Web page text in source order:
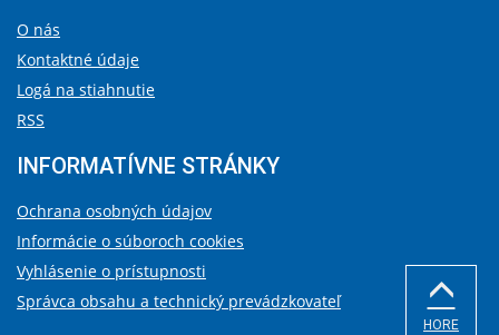
O nás
Kontaktné údaje
Logá na stiahnutie
RSS
INFORMATÍVNE STRÁNKY
Ochrana osobných údajov
Informácie o súboroch cookies
Vyhlásenie o prístupnosti
Správca obsahu a technický prevádzkovateľ
HORE